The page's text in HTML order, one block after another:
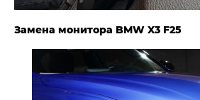
Замена монитора BMW X3 F25